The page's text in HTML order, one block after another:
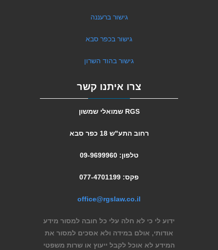
גישור ברעננה
גישור בכפר סבא
גישור בהוד השרון
צרו איתנו קשר
RGS שמואלי שמשון
רחוב התע"ש 18 כפר סבא
טלפון: 09-9699960
פקס: 077-4701199
office@rgslaw.co.il
ידוע לי כי לא חלה עלי כל חובה למסור מידע
אודותי, אולם במידה ולא אסכים למסור את
המידע לא אוכל לקבל ייעוץ או שרות משפטי